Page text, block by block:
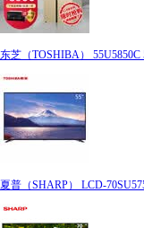
东芝（TOSHIBA）
夏普（SHARP） LCD-